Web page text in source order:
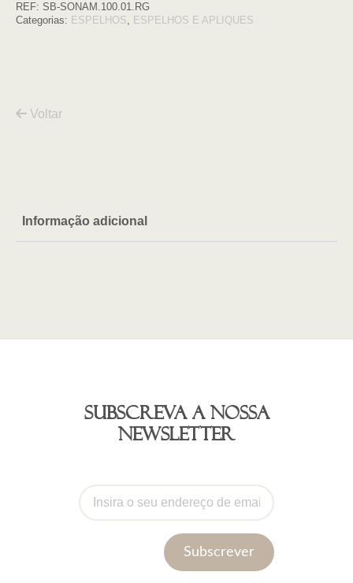
redondo
D100
REF: SB-SONAM.100.01.RG
Categorias: ESPELHOS, ESPELHOS E APLIQUES
Voltar
Informação adicional
Subscreva a nossa
newsletter
Subscrever